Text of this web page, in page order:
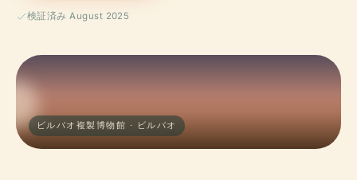
検証済み August 2025
ビルバオ複製博物館 · ビルバオ